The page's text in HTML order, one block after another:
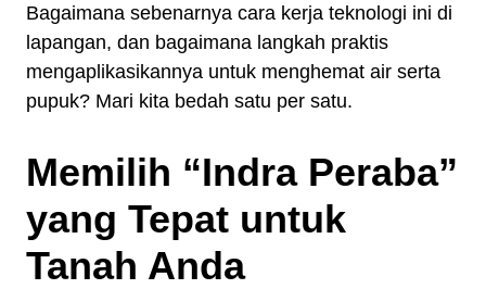
Bagaimana sebenarnya cara kerja teknologi ini di
lapangan, dan bagaimana langkah praktis
mengaplikasikannya untuk menghemat air serta
pupuk? Mari kita bedah satu per satu.
Memilih “Indra Peraba”
yang Tepat untuk
Tanah Anda